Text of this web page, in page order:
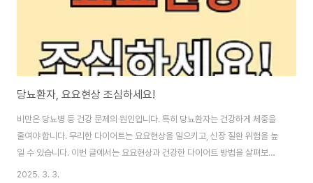
당뇨환자, 요요현상 조심하세요!
비만은 당뇨병 등 건강 문제의 원인입니다. 특히 당뇨환자는 건강하게 체중을
줄여야 합니다. 무리한 다이어트는 요요현상을 일으키고, 신장 질환 위험을 높
일 수 있습니다. 이번 글에서는 요요현상과 건강한 다이어트 방법을 살펴보겠
습니다. 부제: 무리한 다이어트:당뇨와 신장질환 위험 높인다. 0. 이 글의 순서1.
2025. 3. 3.